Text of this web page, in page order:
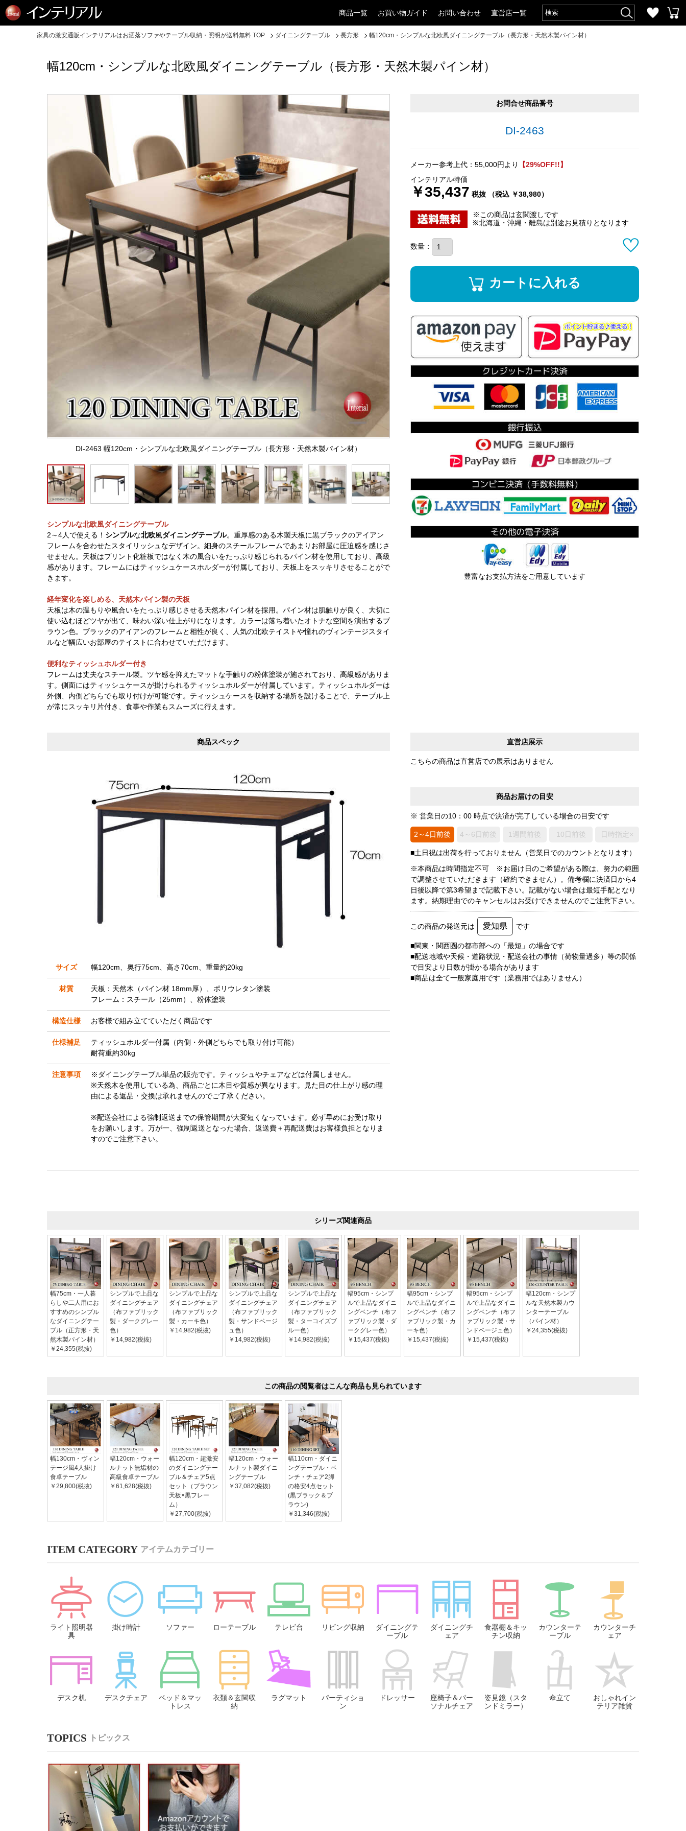
商品一覧 お買い物ガイド お問い合わせ 直営店一覧
家具の激安通販インテリアルはお洒落ソファやテーブル収納・照明が送料無料 TOP ダイニングテーブル 長方形 幅120cm・シンプルな北欧風ダイニングテーブル（長方形・天然木製パイン材）
幅120cm・シンプルな北欧風ダイニングテーブル（長方形・天然木製パイン材）
DI-2463 幅120cm・シンプルな北欧風ダイニングテーブル（長方形・天然木製パイン材）
シンプルな北欧風ダイニングテーブル
2～4人で使える！ シンプルな北欧風ダイニングテーブル。重厚感のある木製天板に黒ブラックのアイアン
フレームを合わせたスタイリッシュなデザイン。細身のスチールフレームであまりお部屋に圧迫感を感じさ
せません。天板はプリント化粧板ではなく木の風合いをたっぷり感じられるパイン材を使用しており、高級
感があります。フレームにはティッシュケースホルダーが付属しており、天板上をスッキリさせることがで
きます。
経年変化を楽しめる、天然木パイン製の天板
天板は木の温もりや風合いをたっぷり感じさせる天然木パイン材を採用。パイン材は肌触りが良く、大切に
使い込むほどツヤが出て、味わい深い仕上がりになります。カラーは落ち着いたオトナな空間を演出するブ
ラウン色。ブラックのアイアンのフレームと相性が良く、人気の北欧テイストや憧れのヴィンテージスタイ
ルなど幅広いお部屋のテイストに合わせていただけます。
便利なティッシュホルダー付き
フレームは丈夫なスチール製。ツヤ感を抑えたマットな手触りの粉体塗装が施されており、高級感がありま
す。側面にはティッシュケースが掛けられるティッシュホルダーが付属しています。ティッシュホルダーは
外側、内側どちらでも取り付けが可能です。ティッシュケースを収納する場所を設けることで、テーブル上
が常にスッキリ片付き、食事や作業もスムーズに行えます。
お問合せ商品番号
DI-2463
メーカー参考上代：55,000円より
【29%OFF!!】
インテリアル特価
￥35,437 税抜 （税込 ￥38,980）
※この商品は玄関渡しです
※北海道・沖縄・離島は別途お見積りとなります
数量：
カートに入れる
豊富なお支払方法をご用意しています
直営店展示
こちらの商品は直営店での展示はありません
商品お届けの目安
※ 営業日の10：00 時点で決済が完了している場合の目安です
2～4日前後 4～6日前後 1週間前後 10日前後 日時指定×
■土日祝は出荷を行っておりません（営業日でのカウントとなります）
※本商品は時間指定不可 ※お届け日のご希望がある際は、努力の範囲
で調整させていただきます（確約できません）。備考欄に決済日から4
日後以降で第3希望まで記載下さい。記載がない場合は最短手配となり
ます。納期理由でのキャンセルはお受けできませんのでご注意下さい。
この商品の発送元は 愛知県 です
■関東・関西圏の都市部への「最短」の場合です
■配送地域や天候・道路状況・配送会社の事情（荷物量過多）等の関係
で目安より日数が掛かる場合があります
■商品は全て一般家庭用です（業務用ではありません）
商品スペック
サイズ 幅120cm、奥行75cm、高さ70cm、重量約20kg
材質
天板：天然木（パイン材 18mm厚）、ポリウレタン塗装
フレーム：スチール（25mm）、粉体塗装
構造仕様 お客様で組み立てていただく商品です
仕様補足
ティッシュホルダー付属（内側・外側どちらでも取り付け可能）
耐荷重約30kg
注意事項
※ダイニングテーブル単品の販売です。ティッシュやチェアなどは付属しません。
※天然木を使用している為、商品ごとに木目や質感が異なります。見た目の仕上がり感の理
由による返品・交換は承れませんのでご了承ください。
※配送会社による強制返送までの保管期間が大変短くなっています。必ず早めにお受け取り
をお願いします。万が一、強制返送となった場合、返送費＋再配送費はお客様負担となりま
すのでご注意下さい。
シリーズ関連商品
幅75cm・一人暮
らしや二人用にお
すすめのシンプル
なダイニングテー
ブル（正方形・天
然木製パイン材）
￥24,355(税抜)
シンプルで上品な
ダイニングチェア
（布ファブリック
製・ダークグレー
色）
￥14,982(税抜)
シンプルで上品な
ダイニングチェア
（布ファブリック
製・カーキ色）
￥14,982(税抜)
シンプルで上品な
ダイニングチェア
（布ファブリック
製・サンドベージ
ュ色）
￥14,982(税抜)
シンプルで上品な
ダイニングチェア
（布ファブリック
製・ターコイズブ
ルー色）
￥14,982(税抜)
幅95cm・シンプ
ルで上品なダイニ
ングベンチ（布フ
ァブリック製・ダ
ークグレー色）
￥15,437(税抜)
幅95cm・シンプ
ルで上品なダイニ
ングベンチ（布フ
ァブリック製・カ
ーキ色）
￥15,437(税抜)
幅95cm・シンプ
ルで上品なダイニ
ングベンチ（布フ
ァブリック製・サ
ンドベージュ色）
￥15,437(税抜)
幅120cm・シンプ
ルな天然木製カウ
ンターテーブル
（パイン材）
￥24,355(税抜)
この商品の閲覧者はこんな商品も見られています
幅130cm・ヴィン
テージ風4人掛け
食卓テーブル
￥29,800(税抜)
幅120cm・ウォー
ルナット無垢材の
高級食卓テーブル
￥61,628(税抜)
幅120cm・超激安
のダイニングテー
ブル＆チェア5点
セット（ブラウン
天板×黒フレー
ム）
￥27,700(税抜)
幅120cm・ウォー
ルナット製ダイニ
ングテーブル
￥37,082(税抜)
幅110cm・ダイニ
ングテーブル・ベ
ンチ・チェア2脚
の格安4点セット
(黒ブラック＆ブ
ラウン)
￥31,346(税抜)
アイテムカテゴリー
ライト照明器
具
掛け時計 ソファー ローテーブル テレビ台 リビング収納
ダイニングテ
ーブル
ダイニングチ
ェア
食器棚＆キッ
チン収納
カウンターテ
ーブル
カウンターチ
ェア
デスク机 デスクチェア
ベッド＆マッ
トレス
衣類＆玄関収
納
ラグマット
パーティショ
ン
ドレッサー
座椅子＆パー
ソナルチェア
姿見鏡（スタ
ンドミラー）
傘立て
おしゃれイン
テリア雑貨
トピックス